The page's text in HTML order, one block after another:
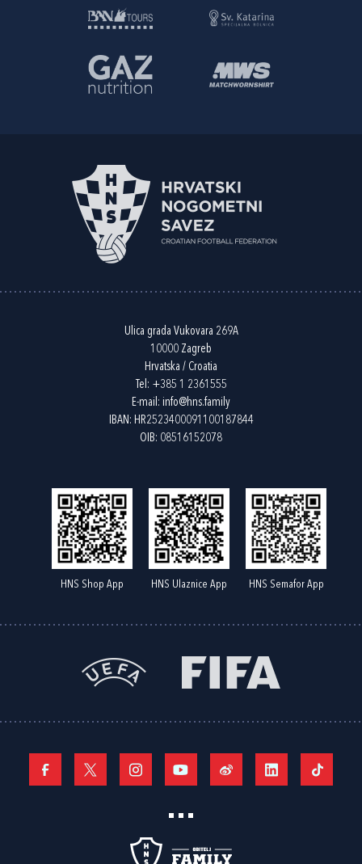
Ulica grada Vukovara 269A
10000 Zagreb
Hrvatska / Croatia
Tel: +385 1 2361555
E-mail: info@hns.family
IBAN: HR2523400091100187844
OIB: 08516152078
HNS Shop App HNS Ulaznice App HNS Semafor App